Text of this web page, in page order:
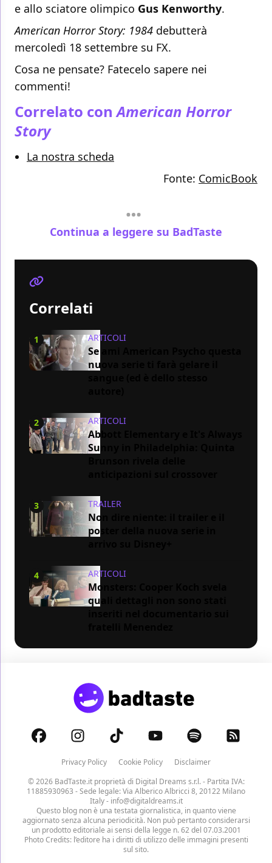
e allo sciatore olimpico Gus Kenworthy.
American Horror Story: 1984 debutterà
mercoledì 18 settembre su FX.
Cosa ne pensate? Fatecelo sapere nei
commenti!
Correlato conAmerican Horror
Story
La nostra scheda
Fonte: ComicBook
Continua a leggere su BadTaste
Correlati
1 ARTICOLI
Se ami American Psycho questa
nuova serie ti farà gelare il
2 ARTICOLI
Abbott Elementary e It's Always
Sunny in Philadelphia: Quinta
3 TRAILER
Non dire niente: il trailer e il
poster della nuova serie in
4 ARTICOLI
Monsters: Cooper Koch svela
quali dettagli non sono stati
Privacy Policy Cookie Policy
Disclaimer
© 2026 BadTaste.it proprietà di Digital Dreams s.r.l.- Partita IVA:
11885930963 - Sede legale: Via Alberico Albricci 8, 20122 Milano
Italy - info@digitaldreams.it
Questo blog non è una testata giornalistica, in quanto viene
aggiornato senza alcuna periodicità. Non può pertanto considerarsi
un prodotto editoriale ai sensi della legge n. 62 del 07.03.2001
Photo Credits: l’editore ha i diritti di utilizzo delle immagini presenti
sul sito.